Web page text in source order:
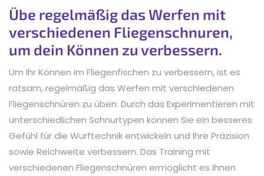
Übe regelmäßig das Werfen mit
verschiedenen Fliegenschnuren,
um dein Können zu verbessern.
Um Ihr Können im Fliegenfischen zu verbessern, ist es
ratsam, regelmäßig das Werfen mit verschiedenen
Fliegenschnüren zu üben. Durch das Experimentieren mit
unterschiedlichen Schnurtypen können Sie ein besseres
Gefühl für die Wurftechnik entwickeln und Ihre Präzision
sowie Reichweite verbessern. Das Training mit
verschiedenen Fliegenschnüren ermöglicht es Ihnen